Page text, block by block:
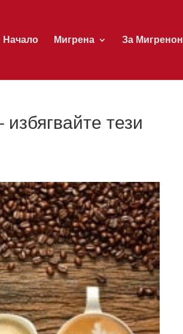
Начало Мигрена За Мигренон
тези